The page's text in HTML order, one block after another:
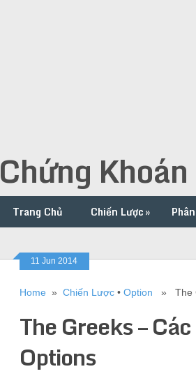
Chứng
Trang Chủ Chiến Lược»
11 Jun 2014
Home » Chiến Lược• Option » The
The Greeks –
Options